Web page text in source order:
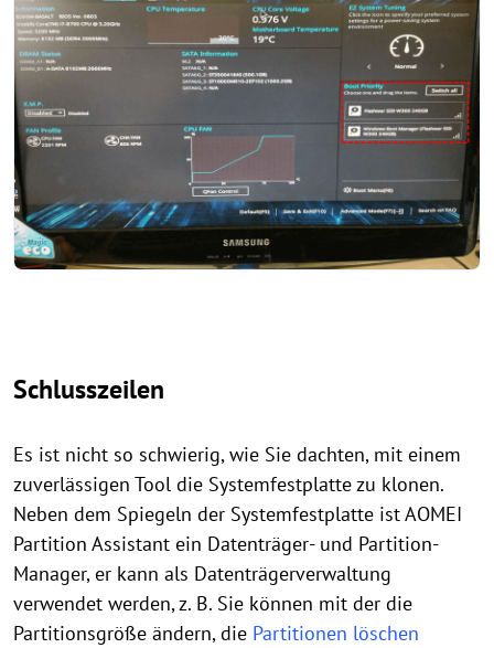
Schlusszeilen
Es ist nicht so schwierig, wie Sie dachten, mit einem
zuverlässigen Tool die Systemfestplatte zu klonen.
Neben dem Spiegeln der Systemfestplatte ist AOMEI
Partition Assistant ein Datenträger- und Partition-
Manager, er kann als Datenträgerverwaltung
verwendet werden, z. B. Sie können mit der die
Partitionsgröße ändern, die Partitionen löschen